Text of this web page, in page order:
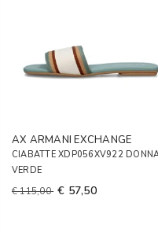
AX ARMANI EXCHANGE
CIABATTE XDP056XV922
VERDE
€ 115,00 € 57,50